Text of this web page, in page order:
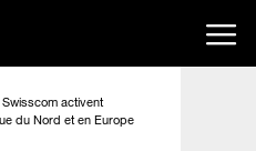
Swisscom activent
du Nord et en Europe